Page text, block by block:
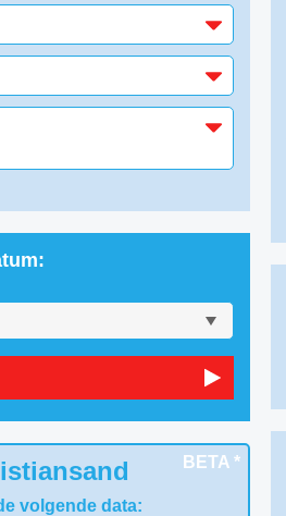
BETA *
volgende data: